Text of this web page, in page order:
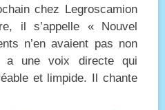
chez Legroscamion
il s’appelle « Nouvel
n’en avaient pas non
a une voix directe qui
et limpide. Il chante